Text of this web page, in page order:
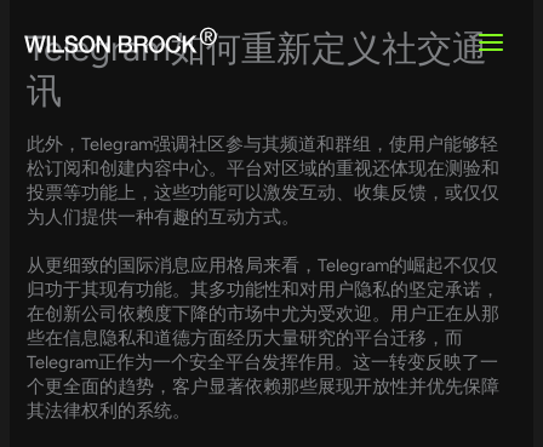
content
Telegram如何重新定义社交通
讯
此外，Telegram强调社区参与其频道和群组，使用户能够轻
松订阅和创建内容中心。平台对区域的重视还体现在测验和
投票等功能上，这些功能可以激发互动、收集反馈，或仅仅
为人们提供一种有趣的互动方式。
从更细致的国际消息应用格局来看，Telegram的崛起不仅仅
归功于其现有功能。其多功能性和对用户隐私的坚定承诺，
在创新公司依赖度下降的市场中尤为受欢迎。用户正在从那
些在信息隐私和道德方面经历大量研究的平台迁移，而
Telegram正作为一个安全平台发挥作用。这一转变反映了一
个更全面的趋势，客户显著依赖那些展现开放性并优先保障
其法律权利的系统。